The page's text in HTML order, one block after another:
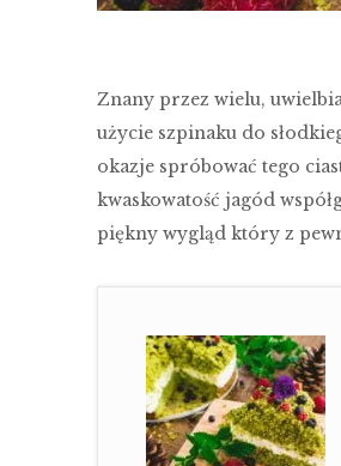
Znany przez wielu,
użycie szpinaku do
okazje spróbować tego
kwaskowatość jagód
piękny wygląd który z